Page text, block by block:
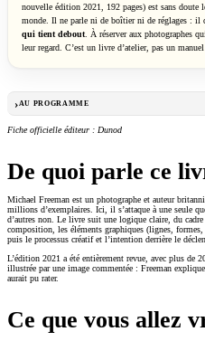
nouvelle édition 2021, 192 pages) est sans
monde. Il ne parle ni de boîtier ni de réglages : il
qui tient debout . À réserver aux photographes
leur regard. C’est un livre d’atelier, pas un
AU PROGRAMME
Fiche officielle éditeur : Dunod
De quoi parle ce
Michael Freeman est un photographe et auteur
millions d’exemplaires. Ici, il s’attaque à une seule
d’autres non. Le livre suit une logique claire, du
composition, les éléments graphiques (lignes,
puis le processus créatif et l’intention derrière le
L’édition 2021 a été entièrement revue, avec plus de
illustrée par une image commentée : Freeman
aurait pu rater.
Ce que vous allez